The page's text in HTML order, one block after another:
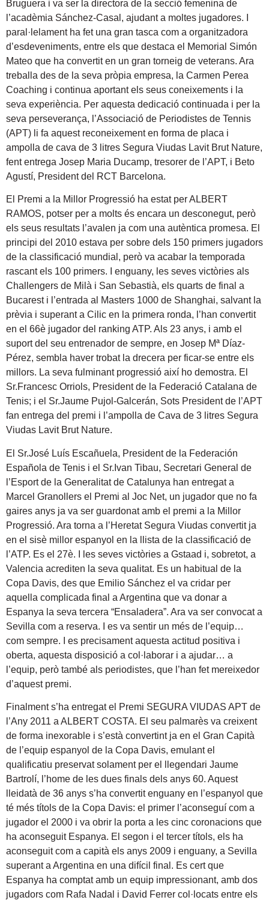
Bruguera i va ser la directora de la secció femenina de
l’acadèmia Sánchez-Casal, ajudant a moltes jugadores. I
paral·lelament ha fet una gran tasca com a organitzadora
d’esdeveniments, entre els que destaca el Memorial Simón
Mateo que ha convertit en un gran torneig de veterans. Ara
treballa des de la seva pròpia empresa, la Carmen Perea
Coaching i continua aportant els seus coneixements i la
seva experiència. Per aquesta dedicació continuada i per la
seva perseverança, l’Associació de Periodistes de Tennis
(APT) li fa aquest reconeixement en forma de placa i
ampolla de cava de 3 litres Segura Viudas Lavit Brut Nature,
fent entrega Josep Maria Ducamp, tresorer de l’APT, i Beto
Agustí, President del RCT Barcelona.
El Premi a la Millor Progressió ha estat per ALBERT
RAMOS, potser per a molts és encara un desconegut, però
els seus resultats l’avalen ja com una autèntica promesa. El
principi del 2010 estava per sobre dels 150 primers jugadors
de la classificació mundial, però va acabar la temporada
rascant els 100 primers. I enguany, les seves victòries als
Challengers de Milà i San Sebastià, els quarts de final a
Bucarest i l’entrada al Masters 1000 de Shanghai, salvant la
prèvia i superant a Cilic en la primera ronda, l’han convertit
en el 66è jugador del ranking ATP. Als 23 anys, i amb el
suport del seu entrenador de sempre, en Josep Mª Díaz-
Pérez, sembla haver trobat la drecera per ficar-se entre els
millors. La seva fulminant progressió així ho demostra. El
Sr.Francesc Orriols, President de la Federació Catalana de
Tenis; i el Sr.Jaume Pujol-Galcerán, Sots President de l’APT
fan entrega del premi i l’ampolla de Cava de 3 litres Segura
Viudas Lavit Brut Nature.
El Sr.José Luís Escañuela, President de la Federación
Española de Tenis i el Sr.Ivan Tibau, Secretari General de
l’Esport de la Generalitat de Catalunya han entregat a
Marcel Granollers el Premi al Joc Net, un jugador que no fa
gaires anys ja va ser guardonat amb el premi a la Millor
Progressió. Ara torna a l’Heretat Segura Viudas convertit ja
en el sisè millor espanyol en la llista de la classificació de
l’ATP. Es el 27è. I les seves victòries a Gstaad i, sobretot, a
Valencia acrediten la seva qualitat. Es un habitual de la
Copa Davis, des que Emilio Sánchez el va cridar per
aquella complicada final a Argentina que va donar a
Espanya la seva tercera “Ensaladera”. Ara va ser convocat a
Sevilla com a reserva. I es va sentir un més de l’equip…
com sempre. I es precisament aquesta actitud positiva i
oberta, aquesta disposició a col·laborar i a ajudar… a
l’equip, però també als periodistes, que l’han fet mereixedor
d’aquest premi.
Finalment s’ha entregat el Premi SEGURA VIUDAS APT de
l’Any 2011 a ALBERT COSTA. El seu palmarès va creixent
de forma inexorable i s’està convertint ja en el Gran Capità
de l’equip espanyol de la Copa Davis, emulant el
qualificatiu preservat solament per el llegendari Jaume
Bartrolí, l’home de les dues finals dels anys 60. Aquest
lleidatà de 36 anys s’ha convertit enguany en l’espanyol que
té més títols de la Copa Davis: el primer l’aconseguí com a
jugador el 2000 i va obrir la porta a les cinc coronacions que
ha aconseguit Espanya. El segon i el tercer títols, els ha
aconseguit com a capità els anys 2009 i enguany, a Sevilla
superant a Argentina en una difícil final. Es cert que
Espanya ha comptat amb un equip impressionant, amb dos
jugadors com Rafa Nadal i David Ferrer col·locats entre els